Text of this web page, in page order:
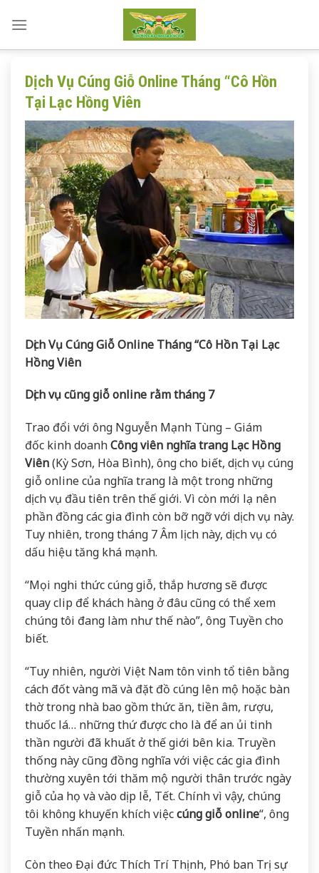
Dịch Vụ Cúng Giỗ Online Tháng “Cô Hồn
Tại Lạc Hồng Viên
Dịch Vụ Cúng Giỗ Online Tháng “Cô Hồn Tại Lạc
Hồng Viên
Dịch vụ cũng giỗ online rằm tháng 7
Trao đổi với ông Nguyễn Mạnh Tùng – Giám
đốc kinh doanhCông viên nghĩa trang Lạc Hồng
Viên(Kỳ Sơn, Hòa Bình), ông cho biết, dịch vụ cúng
giỗ online của nghĩa trang là một trong những
dịch vụ đầu tiên trên thế giới. Vì còn mới lạ nên
phần đồng các gia đình còn bỡ ngỡ với dịch vụ này.
Tuy nhiên, trong tháng 7 Âm lịch này, dịch vụ có
dấu hiệu tăng khá mạnh.
“Mọi nghi thức cúng giỗ, thắp hương sẽ được
quay clip để khách hàng ở đâu cũng có thể xem
chúng tôi đang làm như thế nào”, ông Tuyền cho
biết.
“Tuy nhiên, người Việt Nam tôn vinh tổ tiên bằng
cách đốt vàng mã và đặt đồ cúng lên mộ hoặc bàn
thờ trong nhà bao gồm thức ăn, tiền âm, rượu,
thuốc lá… những thứ được cho là để an ủi tinh
thần người đã khuất ở thế giới bên kia. Truyền
thống này cũng đồng nghĩa với việc các gia đình
thường xuyên tới thăm mộ người thân trước ngày
giỗ của họ và vào dịp lễ, Tết. Chính vì vậy, chúng
tôi không khuyến khích việccúng giỗ online“, ông
Tuyền nhấn mạnh.
Còn theo Đại đức Thích Trí Thịnh, Phó ban Trị sự